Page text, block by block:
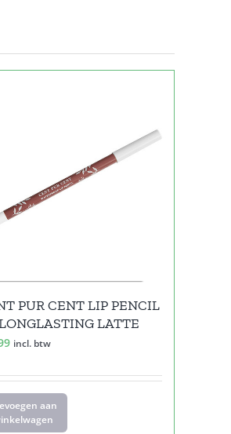
PUR CENT LIP PENCIL
LATTE
incl. btw
aan